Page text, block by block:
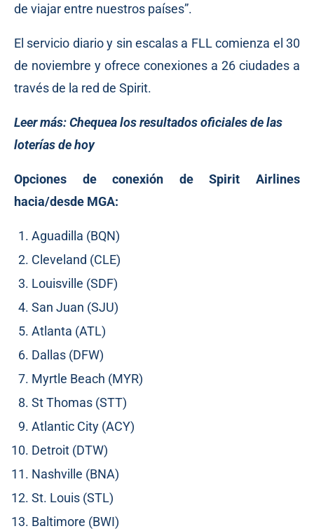
de viajar entre nuestros países”.
El servicio diario y sin escalas a FLL comienza el 30
de noviembre y ofrece conexiones a 26 ciudades a
través de la red de Spirit.
Leer más:Chequea los resultados oficiales de las
loterías de hoy
Opciones de conexión de Spirit Airlines
hacia/desde MGA:
Aguadilla (BQN)
Cleveland (CLE)
Louisville (SDF)
San Juan (SJU)
Atlanta (ATL)
Dallas (DFW)
Myrtle Beach (MYR)
St Thomas (STT)
Atlantic City (ACY)
Detroit (DTW)
Nashville (BNA)
St. Louis (STL)
Baltimore (BWI)